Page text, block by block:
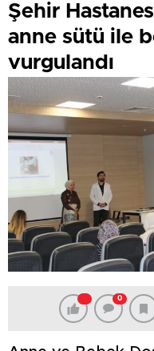
Şehir
anne sütü ile
vurgulandı
0